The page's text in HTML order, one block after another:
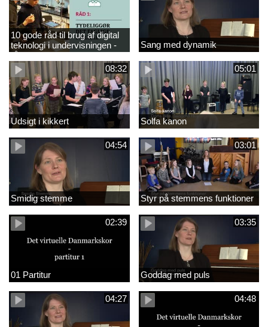
10 gode råd til brug af digital
teknologi i undervisningen -
råd 1
Sang med dynamik
08:32
Udsigt i kikkert
05:01
Solfa kanon
04:54
Smidig stemme
03:01
Styr på stemmens funktioner
02:39
01 Partitur
03:35
Goddag med puls
04:27 04:48